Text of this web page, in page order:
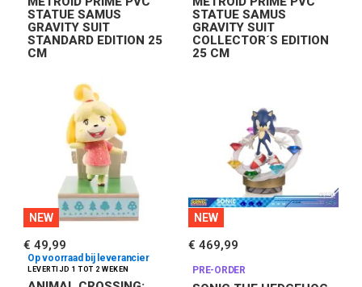
STATUE SAMUS
GRAVITY SUIT
STANDARD EDITION 25
CM
STATUE SAMUS
GRAVITY SUIT
COLLECTOR´S EDITION
25 CM
NEW
€ 49,99
Op voorraad bij leverancier
NEW
€ 469,99
PRE-ORDER